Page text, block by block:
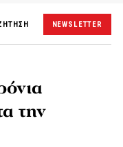
NEWSLETTER
την